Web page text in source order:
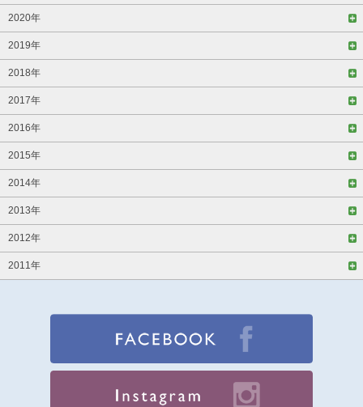
2020年
2019年
2018年
2017年
2016年
2015年
2014年
2013年
2012年
2011年